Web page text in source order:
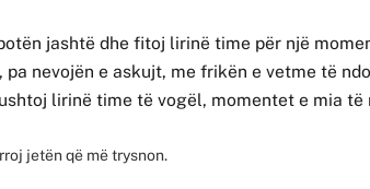
jashtë dhe fitoj lirinë time për një
nevojën e askujt, me frikën e vetme të
lirinë time të vogël, momentet e mia të
jetën që më trysnon.